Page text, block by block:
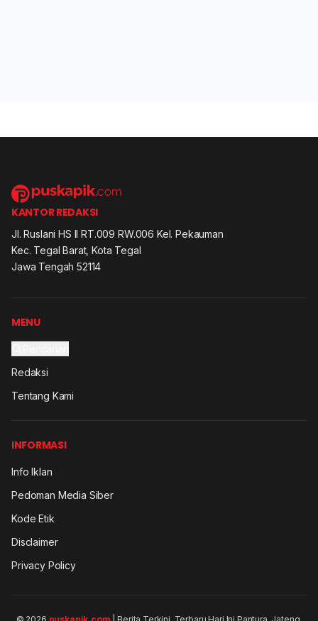
KANTOR REDAKSI
Jl. Ruslani HS II RT.009 RW.006 Kel. Pekauman
Kec. Tegal Barat, Kota Tegal
Jawa Tengah 52114
MENU
Redaksi
Tentang Kami
INFORMASI
Info Iklan
Pedoman Media Siber
Kode Etik
Disclaimer
Privacy Policy